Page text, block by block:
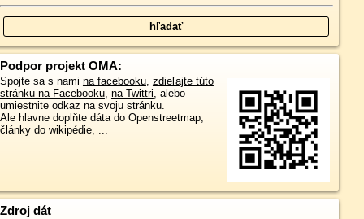
Podpor projekt OMA:
Spojte sa s nami na facebooku, zdieľajte túto
stránku na Facebooku, na Twittri, alebo
umiestnite odkaz na svoju stránku.
Ale hlavne doplňte dáta do Openstreetmap,
články do wikipédie, ...
Zdroj dát